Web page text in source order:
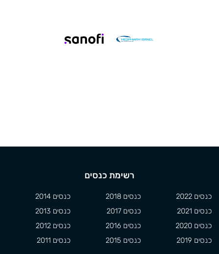
רשימת כנסים
כנסים 2022
כנסים 2021
כנסים 2020
כנסים 2019
כנסים 2018
כנסים 2017
כנסים 2016
כנסים 2015
כנסים 2014
כנסים 2013
כנסים 2012
כנסים 2011